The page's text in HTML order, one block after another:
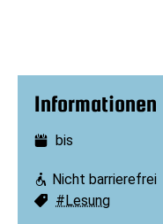
Informationen
Datum:
bis
Barrierefreiheit:
Nicht barrierefrei
Schlagworte:
#Lesung